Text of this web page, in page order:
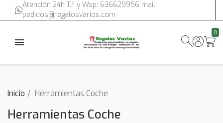
Atención 24h Tlf y Wsp: 636629956 mail:
pedidos@regalosvarios.com
0
Inicio Herramientas Coche
Herramientas Coche